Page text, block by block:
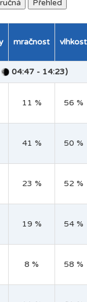
Přehled
mračnost vlhkost
04:47 - 14:23)
11 % 56 %
41 % 50 %
23 % 52 %
19 % 54 %
8 % 58 %